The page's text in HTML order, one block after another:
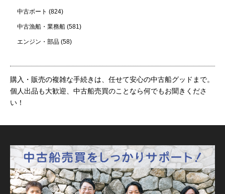
中古ボート (824)
中古漁船・業務船 (581)
エンジン・部品 (58)
購入・販売の複雑な手続きは、任せて安心の中古船グッドまで。
個人出品も大歓迎、中古船売買のことなら何でもお聞きくださ
い！